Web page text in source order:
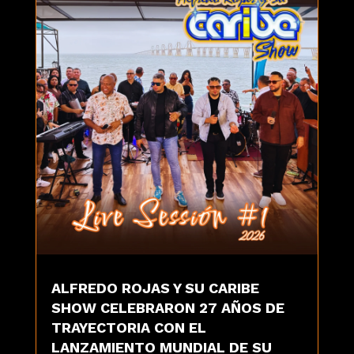
ALFREDO ROJAS Y SU CARIBE
SHOW CELEBRARON 27 AÑOS DE
TRAYECTORIA CON EL
LANZAMIENTO MUNDIAL DE SU